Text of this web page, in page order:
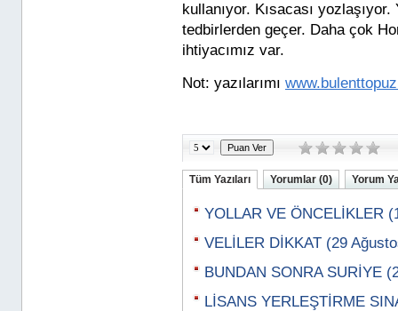
kullanıyor. Kısacası
tedbirlerden geçer. Daha çok
ihtiyacımız var.
Not: yazılarımı
Tüm Yazıları Yorumlar (0) Yorum
YOLLAR VE ÖNCELİKLER
VELİLER DİKKAT (29
BUNDAN SONRA SURİYE
LİSANS YERLEŞTİRME